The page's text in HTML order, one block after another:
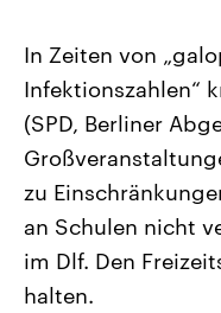
Landtagswahl Sachsen-
2026
Alle Informationen
Sachsen-Anhalt wählt
September 2026 einen
Landtag. Seit 2021 wird
Bundesland von einer
Umfragen, Prognosen,
Wahlprogramme,
und Hintergründe zu den
Sendungen
In Zeiten von
Infektionszahlen“
(SPD, Berliner
zu
an Schulen nicht
im Dlf. Den
halten.